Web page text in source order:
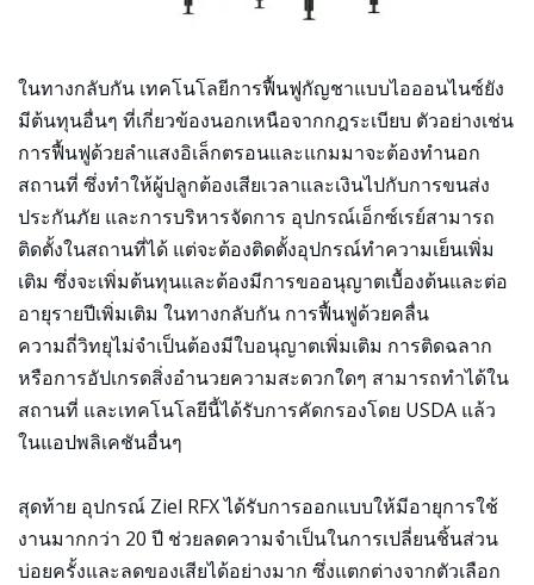
ในทางกลับกัน เทคโนโลยีการฟื้นฟูกัญชาแบบไอออนไนซ์ยัง
มีต้นทุนอื่นๆ ที่เกี่ยวข้องนอกเหนือจากกฎระเบียบ ตัวอย่างเช่น
การฟื้นฟูด้วยลำแสงอิเล็กตรอนและแกมมาจะต้องทำนอก
สถานที่ ซึ่งทำให้ผู้ปลูกต้องเสียเวลาและเงินไปกับการขนส่ง
ประกันภัย และการบริหารจัดการ อุปกรณ์เอ็กซ์เรย์สามารถ
ติดตั้งในสถานที่ได้ แต่จะต้องติดตั้งอุปกรณ์ทำความเย็นเพิ่ม
เติม ซึ่งจะเพิ่มต้นทุนและต้องมีการขออนุญาตเบื้องต้นและต่อ
อายุรายปีเพิ่มเติม ในทางกลับกัน การฟื้นฟูด้วยคลื่น
ความถี่วิทยุไม่จำเป็นต้องมีใบอนุญาตเพิ่มเติม การติดฉลาก
หรือการอัปเกรดสิ่งอำนวยความสะดวกใดๆ สามารถทำได้ใน
สถานที่ และเทคโนโลยีนี้ได้รับการคัดกรองโดย USDA แล้ว
ในแอปพลิเคชันอื่นๆ
สุดท้าย อุปกรณ์ Ziel RFX ได้รับการออกแบบให้มีอายุการใช้
งานมากกว่า 20 ปี ช่วยลดความจำเป็นในการเปลี่ยนชิ้นส่วน
บ่อยครั้งและลดของเสียได้อย่างมาก ซึ่งแตกต่างจากตัวเลือก